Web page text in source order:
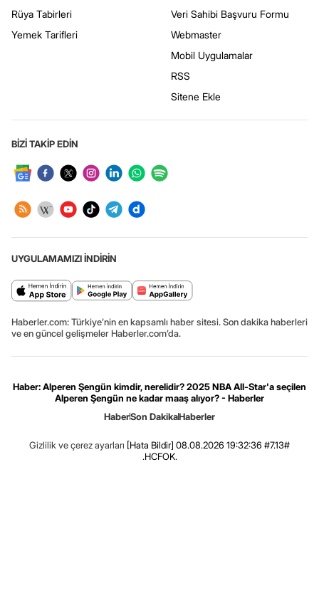
Rüya Tabirleri
Yemek Tarifleri
Veri Sahibi Başvuru Formu
Webmaster
Mobil Uygulamalar
RSS
Sitene Ekle
BİZİ TAKİP EDİN
UYGULAMAMIZI İNDİRİN
Haberler.com: Türkiye’nin en kapsamlı haber sitesi. Son dakika haberleri
ve en güncel gelişmeler Haberler.com’da.
Haber: Alperen Şengün kimdir, nerelidir? 2025 NBA All-Star'a seçilen
Alperen Şengün ne kadar maaş alıyor? - Haberler
HaberSon DakikaHaberler
Gizlilik ve çerez ayarları [Hata Bildir] 08.08.2026 19:32:36 #7.13#
.HCFOK.